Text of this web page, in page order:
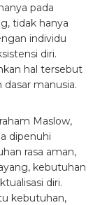
pada
tidak hanya
individu
diri.
hal tersebut
manusia.
Maslow,
dipenuhi
rasa aman,
kebutuhan
diri.
kebutuhan,